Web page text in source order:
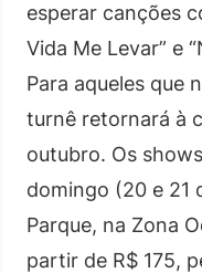
esperar canções
Vida Me Levar” e
Para aqueles que
turnê retornará à
outubro. Os
domingo (20 e 21
Parque, na Zona
partir de R$ 175,